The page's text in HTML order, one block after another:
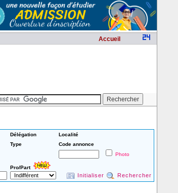
Accueil
Délégation
Localité
Type
Code annonce
Photo
Pro/Part
Initialiser Rechercher